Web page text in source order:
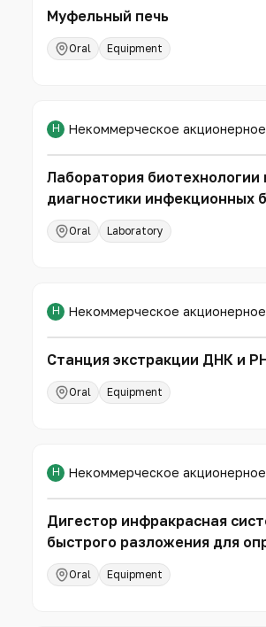
Муфельный печь
Oral Equipment
Н
Лаборатория биотехнологии
диагностики инфекционных
Испытательного центра
Oral Laboratory
Н
Станция экстракции ДНК и
Oral Equipment
Н
Дигестор инфракрасная
быстрого разложения для
азота
Oral Equipment